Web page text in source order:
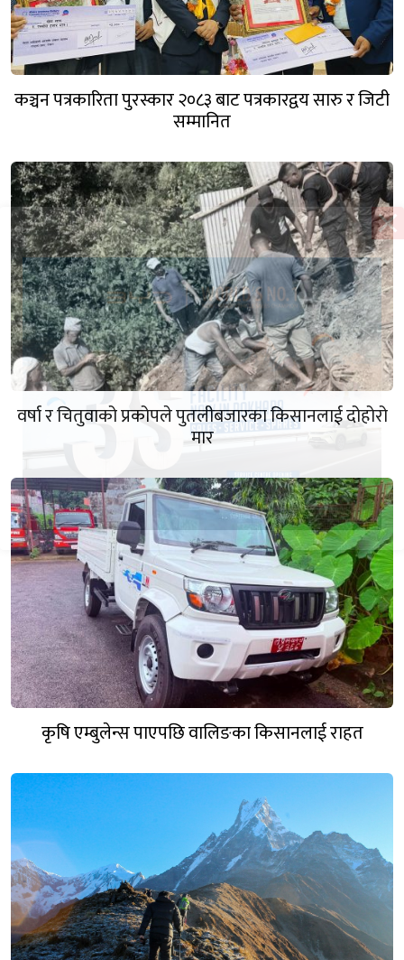
कञ्चन पत्रकारिता पुरस्कार २०८३ बाट पत्रकारद्वय सारु र जिटी
सम्मानित
वर्षा र चितुवाको प्रकोपले पुतलीबजारका किसानलाई दोहोरो
मार
कृषि एम्बुलेन्स पाएपछि वालिङका किसानलाई राहत